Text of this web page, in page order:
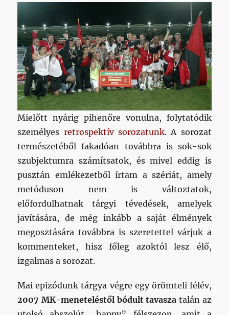
Mielőtt nyárig pihenőre vonulna, folytatódik
személyes retrospektív sorozatunk. A sorozat
természetéből fakadóan továbbra is sok-sok
szubjektumra számítsatok, és mivel eddig is
pusztán emlékezetből írtam a szériát, amely
metóduson nem is változtatok,
előfordulhatnak tárgyi tévedések, amelyek
javítására, de még inkább a saját élmények
megosztására továbbra is szeretettel várjuk a
kommenteket, hisz főleg azoktól lesz élő,
izgalmas a sorozat.
Mai epizódunk tárgya végre egy örömteli félév,
2007 MK-meneteléstől bódult tavasza talán az